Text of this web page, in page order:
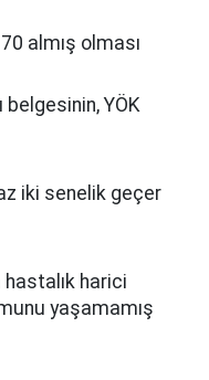
almış olması
belgesinin, YÖK
iki senelik geçer
hastalık harici
yaşamamış